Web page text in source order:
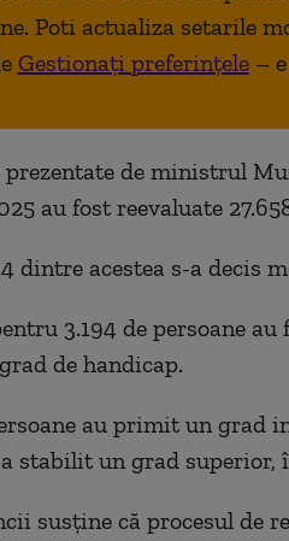
Poti actualiza setarile
Gestionați preferințele –
de ministrul
au fost reevaluate
dintre acestea s-a decis
3.194 de persoane
de handicap.
au primit un grad
stabilit un grad superior,
susține că procesul de